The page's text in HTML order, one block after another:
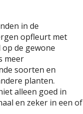
in de
opfleurt met
de gewone
meer
soorten en
planten.
alleen goed in
en zeker in een